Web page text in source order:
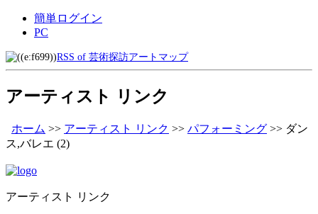
簡単ログイン
PC
RSS of 芸術探訪アートマップ
アーティスト リンク
ホーム >> アーティスト リンク >> パフォーミング >> ダン
ス,バレエ (2)
アーティスト リンク